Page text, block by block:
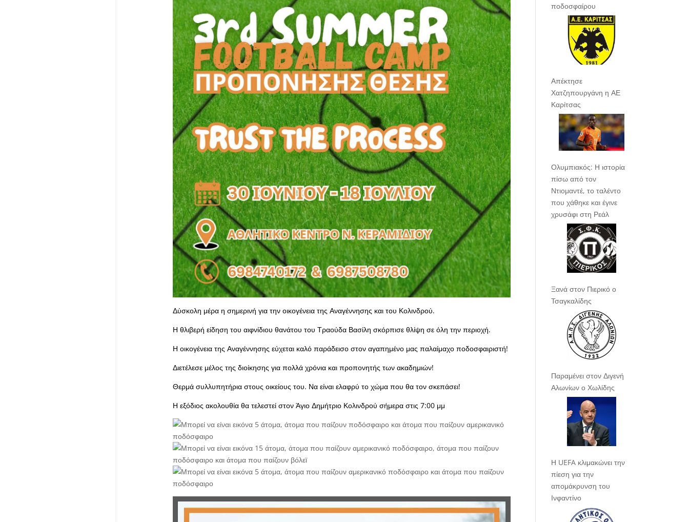
Δύσκολη μέρα η σημερινή για την οικογένεια της Αναγέννησης και του Κολινδρού.
Η θλιβερή είδηση του αιφνίδιου θανάτου του Τραούδα Βασίλη σκόρπισε θλίψη σε όλη την περιοχή.
Η οικογένεια της Αναγέννησης εύχεται καλό παράδεισο στον αγαπημένο μας παλαίμαχο ποδοσφαιριστή!
Διετέλεσε μέλος της διοίκησης για πολλά χρόνια και προπονητής των ακαδημιών!
Θερμά συλλυπητήρια στους οικείους του. Να είναι ελαφρύ το χώμα που θα τον σκεπάσει!
Η εξόδιος ακολουθία θα τελεστεί στον Άγιο Δημήτριο Κολινδρού σήμερα στις 7:00 μμ
ποδοσφαίρου
Απέκτησε
Χατζηπουργάνη η ΑΕ
Καρίτσας
Ολυμπιακός: Η ιστορία
πίσω από τον
Ντιομαντέ, το ταλέντο
που χάθηκε και έγινε
χρυσάφι στη Ρεάλ
Ξανά στον Πιερικό ο
Τσαγκαλίδης
Παραμένει στον Διγενή
Αλωνίων ο Χωλίδης
Η UEFA κλιμακώνει την
πίεση για την
απομάκρυνση του
Ινφαντίνο